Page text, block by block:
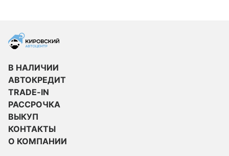
В НАЛИЧИИ
АВТОКРЕДИТ
TRADE-IN
РАССРОЧКА
ВЫКУП
КОНТАКТЫ
О КОМПАНИИ